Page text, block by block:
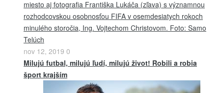
nov 12, 2019 0
Milujú futbal, milujú ľudí, milujú život! Robili a robia
šport krajším